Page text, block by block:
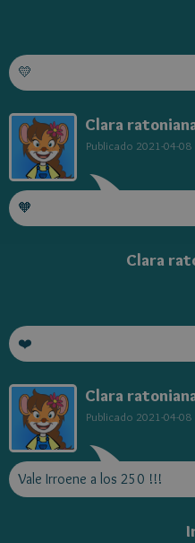
💛
Clara
Publicado 2021-04-08
🧡
Clara
❤️
Clara
Publicado 2021-04-08
Vale Irroene a los 250 !!!